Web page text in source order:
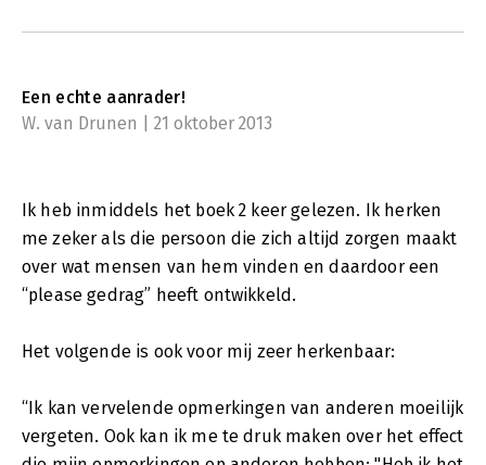
Een echte aanrader!
W. van Drunen | 21 oktober 2013
Ik heb inmiddels het boek 2 keer gelezen. Ik herken
me zeker als die persoon die zich altijd zorgen maakt
over wat mensen van hem vinden en daardoor een
“please gedrag” heeft ontwikkeld.
Het volgende is ook voor mij zeer herkenbaar:
“Ik kan vervelende opmerkingen van anderen moeilijk
vergeten. Ook kan ik me te druk maken over het effect